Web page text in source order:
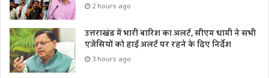
2 hours ago
उत्तराखंड में भारी बारिश का अलर्ट, सीएम धामी ने सभी
एजेंसियों को हाई अलर्ट पर रहने के दिए निर्देश
3 hours ago